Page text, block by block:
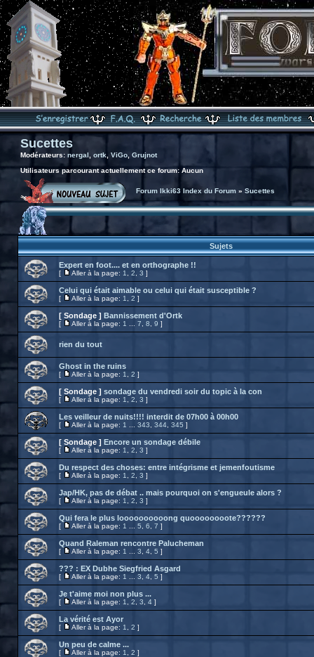
Sucettes
Modérateurs: nergal ortk, ViGo, Grujnot
Utilisateurs parcourant actuellement ce forum: Aucun
Forum Ikki63 Index du Forum» Sucettes
Sujets
Expert en foot.... et en orthographe !!
[ Aller à la page: 1 2 3 ]
Celui qui était aimable ou celui qui était susceptible ?
[ Aller à la page: 1 2 ]
[ Sondage ] Bannissement d'Ortk
[ Aller à la page: 1 7 8 9 ]
rien du tout
Ghost in the ruins
[ Aller à la page: 1 2 ]
[ Sondage ] sondage du vendredi soir du topic à la con
[ Aller à la page: 1 2 3 ]
Les veilleur de nuits!!!! interdit de 07h00 à 00h00
[ Aller à la page: 1 343 344, 345 ]
[ Sondage ] Encore un sondage débile
[ Aller à la page: 1 2 3 ]
Du respect des choses: entre intégrisme et jemenfoutisme
[ Aller à la page: 1 2 3 ]
Jap/HK, pas de débat .. mais pourquoi on s'engueule alors ?
[ Aller à la page: 1 2 3 ]
Qui fera le plus loooooooooong quoooooooote??????
[ Aller à la page: 1 5 6 7 ]
Quand Raleman rencontre Palucheman
[ Aller à la page: 1 3 4, 5 ]
??? : EX Dubhe Siegfried Asgard
[ Aller à la page: 1 3 4, 5]
Je t'aime moi non plus ...
[ Aller à la page: 1 2 3 4]
La vérité est Ayor
[ Aller à la page: 1 2 ]
Un peu de calme ...
[ Aller à la page: 1 2 ]